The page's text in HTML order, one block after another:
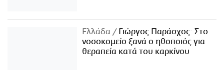
Ελλάδα
Γιώργος Παράσχος: Στο
νοσοκομείο ξανά ο ηθοποιός για
θεραπεία κατά του καρκίνου